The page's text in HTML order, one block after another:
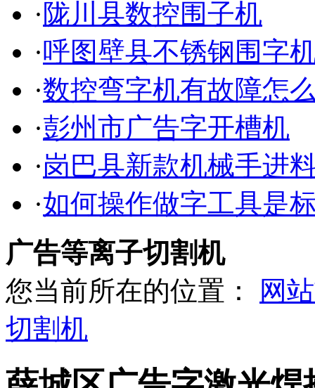
· 陇川县数控围子机
·呼图壁县不锈钢围字
·数控弯字机有故障怎
·彭州市广告字开槽机
·岗巴县新款机械手进
·如何操作做字工具是
广告等离子切割机
您当前所在的位置：
网
切割机